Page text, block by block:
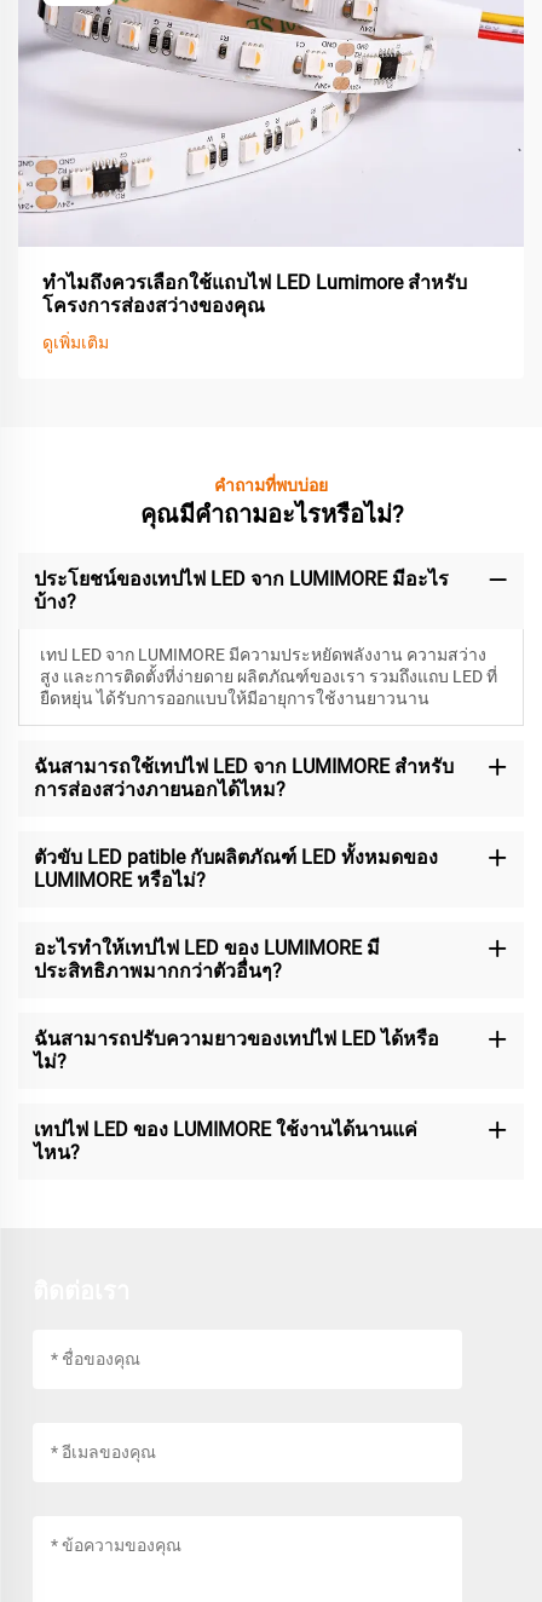
ทำไมถึงควรเลือกใช้แถบไฟ LED Lumimore สำหรับ
โครงการส่องสว่างของคุณ
ดูเพิ่มเติม
คำถามที่พบบ่อย
คุณมีคำถามอะไรหรือไม่?
ประโยชน์ของเทปไฟ LED จาก LUMIMORE มีอะไร
บ้าง?
เทป LED จาก LUMIMORE มีความประหยัดพลังงาน ความสว่าง
สูง และการติดตั้งที่ง่ายดาย ผลิตภัณฑ์ของเรา รวมถึงแถบ LED ที่
ยืดหยุ่น ได้รับการออกแบบให้มีอายุการใช้งานยาวนาน
ฉันสามารถใช้เทปไฟ LED จาก LUMIMORE สำหรับ
การส่องสว่างภายนอกได้ไหม?
ตัวขับ LED patible กับผลิตภัณฑ์ LED ทั้งหมดของ
LUMIMORE หรือไม่?
อะไรทำให้เทปไฟ LED ของ LUMIMORE มี
ประสิทธิภาพมากกว่าตัวอื่นๆ?
ฉันสามารถปรับความยาวของเทปไฟ LED ได้หรือ
ไม่?
เทปไฟ LED ของ LUMIMORE ใช้งานได้นานแค่
ไหน?